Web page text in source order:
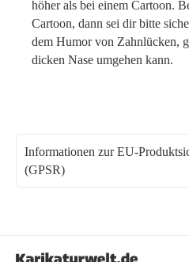
höher als bei einem Cartoon.
Cartoon, dann sei dir bitte
dem Humor von Zahnlücken,
dicken Nase umgehen kann.
Informationen zur EU-
(GPSR)